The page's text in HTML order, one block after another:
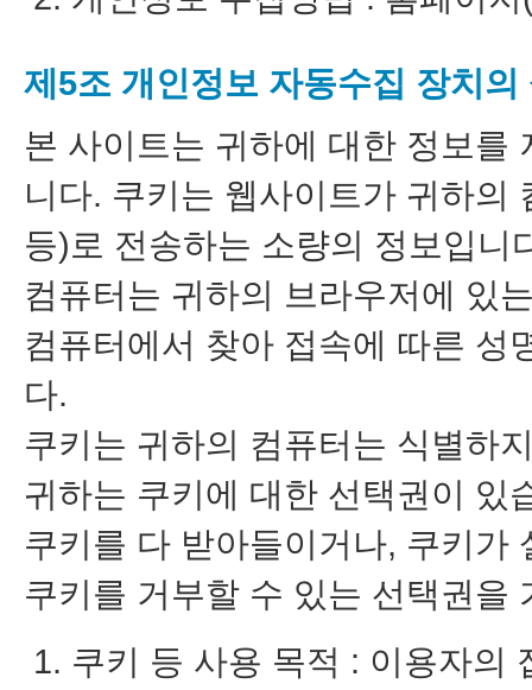
제5조 개인정보 자동수집 장치
본 사이트는 귀하에 대한 정보를
니다. 쿠키는 웹사이트가 귀하의
등)로 전송하는 소량의 정보입니
컴퓨터는 귀하의 브라우저에 있
컴퓨터에서 찾아 접속에 따른 성
다.
쿠키는 귀하의 컴퓨터는 식별하
귀하는 쿠키에 대한 선택권이 있
쿠키를 다 받아들이거나, 쿠키가
쿠키를 거부할 수 있는 선택권을
쿠키 등 사용 목적 : 이용자의